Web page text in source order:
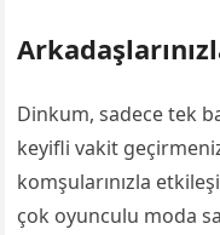
Dinkum, sadece tek
keyifli vakit
komşularınızla
çok oyunculu moda